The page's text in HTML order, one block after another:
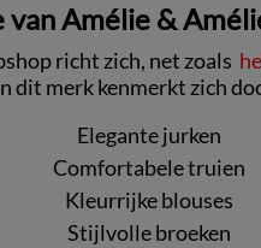
Amélie &
richt zich, net zoals
merk kenmerkt zich
Elegante jurken
Comfortabele truien
Kleurrijke blouses
Stijlvolle broeken